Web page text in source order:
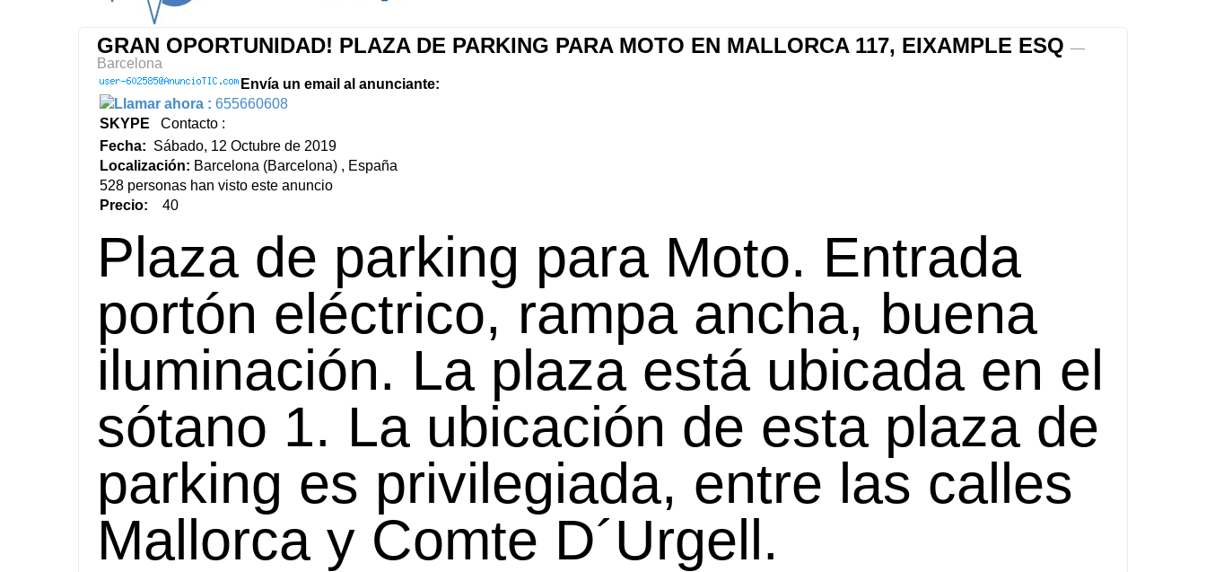
GRAN OPORTUNIDAD! PLAZA DE PARKING PARA MOTO EN MALLORCA 117, EIXAMPLE ESQ —
Barcelona
Envía un email al anunciante:
Llamar ahora : 655660608
SKYPE Contacto :
Fecha: Sábado, 12 Octubre de 2019
Localización: Barcelona (Barcelona) , España
528 personas han visto este anuncio
Precio: 40
Plaza de parking para Moto. Entrada
portón eléctrico, rampa ancha, buena
iluminación. La plaza está ubicada en el
sótano 1. La ubicación de esta plaza de
parking es privilegiada, entre las calles
Mallorca y Comte D´Urgell.